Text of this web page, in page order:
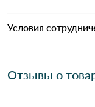
Условия
Отзывы о